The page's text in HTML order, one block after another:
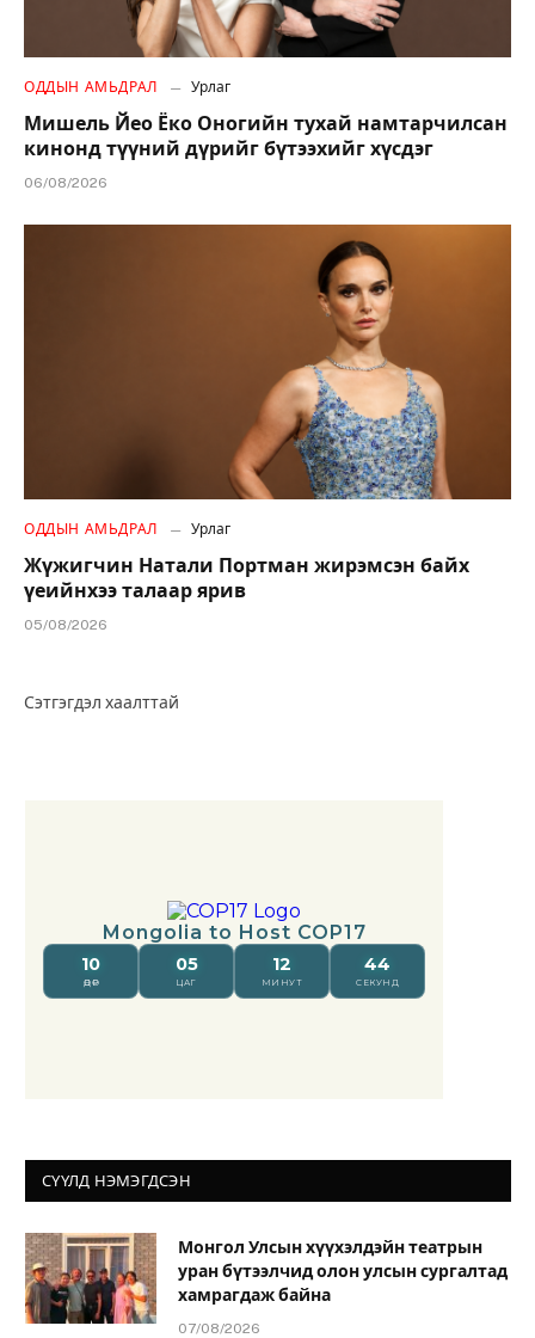
ОДДЫН АМЬДРАЛ Урлаг
Мишель Йео Ёко Оногийн тухай намтарчилсан
кинонд түүний дүрийг бүтээхийг хүсдэг
06/08/2026
ОДДЫН АМЬДРАЛ Урлаг
Жүжигчин Натали Портман жирэмсэн байх
үеийнхээ талаар ярив
05/08/2026
Сэтгэгдэл хаалттай
СҮҮЛД НЭМЭГДСЭН
Монгол Улсын хүүхэлдэйн театрын
уран бүтээлчид олон улсын сургалтад
хамрагдаж байна
07/08/2026